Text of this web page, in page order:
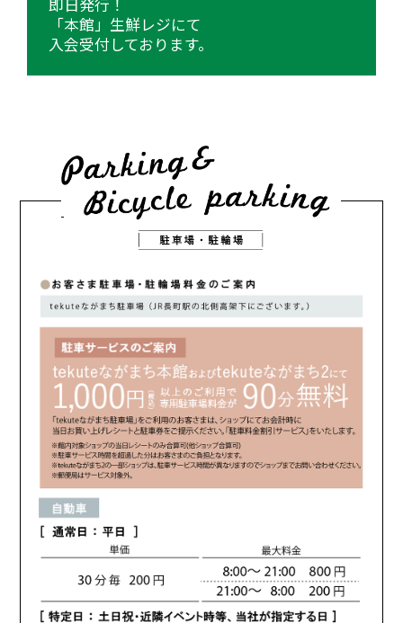
即日発行！
「本館」生鮮レジにて
入会受付しております。